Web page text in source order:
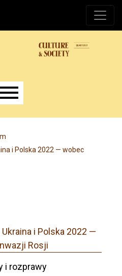
i Polska 2022 — wobec
i Polska 2022 —
Rosji
i rozprawy